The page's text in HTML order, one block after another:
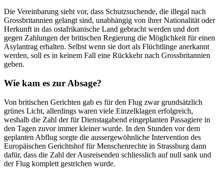
Die Vereinbarung sieht vor, dass Schutzsuchende, die illegal nach
Grossbritannien gelangt sind, unabhängig von ihrer Nationalität oder
Herkunft in das ostafrikanische Land gebracht werden und dort
gegen Zahlungen der britischen Regierung die Möglichkeit für einen
Asylantrag erhalten. Selbst wenn sie dort als Flüchtlinge anerkannt
werden, soll es in keinem Fall eine Rückkehr nach Grossbritannien
geben.
Wie kam es zur Absage?
Von britischen Gerichten gab es für den Flug zwar grundsätzlich
grünes Licht, allerdings waren viele Einzelklagen erfolgreich,
weshalb die Zahl der für Dienstagabend eingeplanten Passagiere in
den Tagen zuvor immer kleiner wurde. In den Stunden vor dem
geplanten Abflug sorgte die aussergewöhnliche Intervention des
Europäischen Gerichtshof für Menschenrechte in Strassburg dann
dafür, dass die Zahl der Ausreisenden schliesslich auf null sank und
der Flug komplett gestrichen wurde.